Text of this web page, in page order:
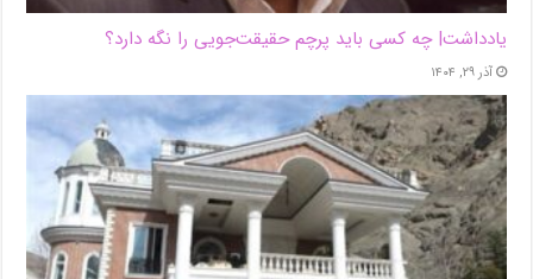
یادداشت| ‌چه کسی باید پرچم حقیقت‌جویی را نگه دارد؟
آذر ۲۹, ۱۴۰۴